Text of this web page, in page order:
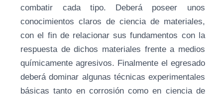
combatir cada tipo. Deberá poseer unos
conocimientos claros de ciencia de materiales,
con el fin de relacionar sus fundamentos con la
respuesta de dichos materiales frente a medios
químicamente agresivos. Finalmente el egresado
deberá dominar algunas técnicas experimentales
básicas tanto en corrosión como en ciencia de